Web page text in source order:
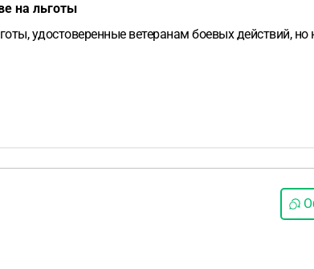
на льготы
удостоверенные ветеранам боевых действий, но